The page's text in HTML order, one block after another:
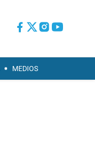
MEDIOS